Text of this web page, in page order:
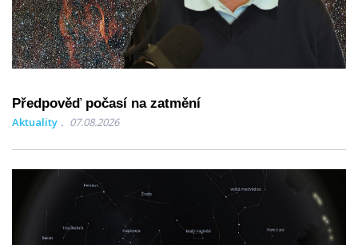
Předpověď počasí na zatmění
Aktuality 07.08.2026